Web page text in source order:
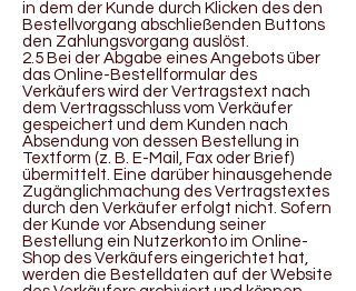
in dem der Kunde durch Klicken des den
Bestellvorgang abschließenden Buttons
den Zahlungsvorgang auslöst.
2.5 Bei der Abgabe eines Angebots über
das Online-Bestellformular des
Verkäufers wird der Vertragstext nach
dem Vertragsschluss vom Verkäufer
gespeichert und dem Kunden nach
Absendung von dessen Bestellung in
Textform (z. B. E-Mail, Fax oder Brief)
übermittelt. Eine darüber hinausgehende
Zugänglichmachung des Vertragstextes
durch den Verkäufer erfolgt nicht. Sofern
der Kunde vor Absendung seiner
Bestellung ein Nutzerkonto im Online-
Shop des Verkäufers eingerichtet hat,
werden die Bestelldaten auf der Website